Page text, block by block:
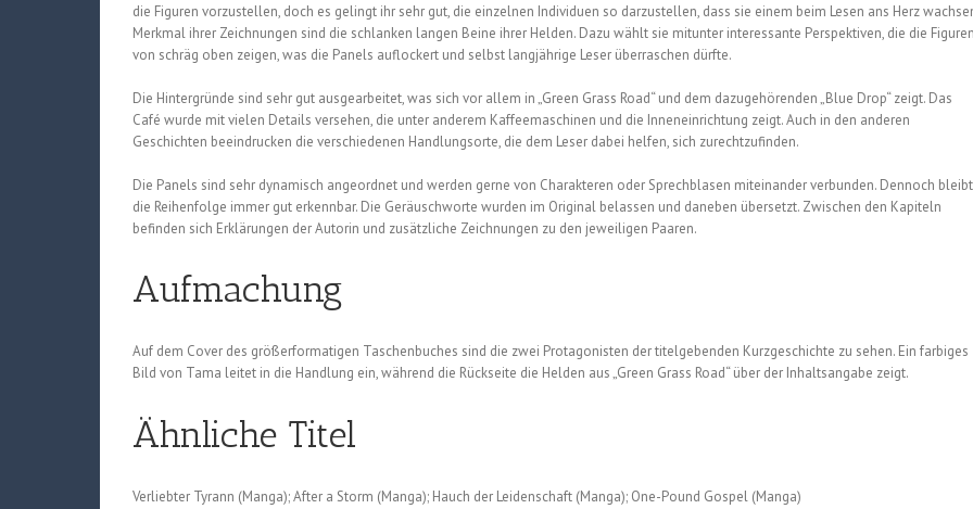
die Figuren vorzustellen, doch es gelingt ihr sehr gut, die einzelnen Individuen so darzustellen, dass sie einem beim Lesen ans Herz
Merkmal ihrer Zeichnungen sind die schlanken langen Beine ihrer Helden. Dazu wählt sie mitunter interessante Perspektiven, die die Figuren
von schräg oben zeigen, was die Panels auflockert und selbst langjährige Leser überraschen dürfte.
Die Hintergründe sind sehr gut ausgearbeitet, was sich vor allem in „Green Grass Road“ und dem dazugehörenden „Blue Drop“ zeigt. Das
Café wurde mit vielen Details versehen, die unter anderem Kaffeemaschinen und die Inneneinrichtung zeigt. Auch in den anderen
Geschichten beeindrucken die verschiedenen Handlungsorte, die dem Leser dabei helfen, sich zurechtzufinden.
Die Panels sind sehr dynamisch angeordnet und werden gerne von Charakteren oder Sprechblasen miteinander verbunden. Dennoch bleibt
die Reihenfolge immer gut erkennbar. Die Geräuschworte wurden im Original belassen und daneben übersetzt. Zwischen den Kapiteln
befinden sich Erklärungen der Autorin und zusätzliche Zeichnungen zu den jeweiligen Paaren.
Aufmachung
Auf dem Cover des größerformatigen Taschenbuches sind die zwei Protagonisten der titelgebenden Kurzgeschichte zu sehen. Ein farbiges
Bild von Tama leitet in die Handlung ein, während die Rückseite die Helden aus „Green Grass Road“ über der Inhaltsangabe zeigt.
Ähnliche Titel
Verliebter Tyrann (Manga); After a Storm (Manga); Hauch der Leidenschaft (Manga); One-Pound Gospel (Manga)